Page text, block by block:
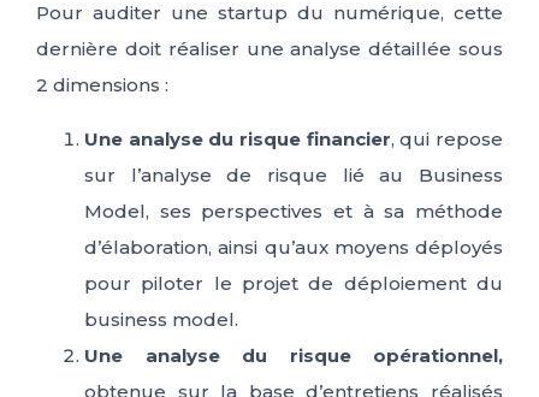
Pour auditer une startup du numérique, cette
dernière doit réaliser une analyse détaillée sous
2 dimensions :
Une analyse du risque financier, qui repose
sur l’analyse de risque lié au Business
Model, ses perspectives et à sa méthode
d’élaboration, ainsi qu’aux moyens déployés
pour piloter le projet de déploiement du
business model.
Une analyse du risque opérationnel,
obtenue sur la base d’entretiens réalisés